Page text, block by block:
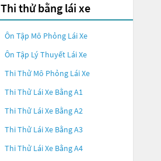
Thi thử bằng lái xe
Ôn Tập Mô Phỏng Lái Xe
Ôn Tập Lý Thuyết Lái Xe
Thi Thử Mô Phỏng Lái Xe
Thi Thử Lái Xe Bằng A1
Thi Thử Lái Xe Bằng A2
Thi Thử Lái Xe Bằng A3
Thi Thử Lái Xe Bằng A4